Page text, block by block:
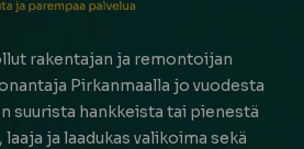
rakentajan ja remontoijan
Pirkanmaalla jo vuodesta
suurista hankkeista tai pienestä
ja laadukas valikoima sekä